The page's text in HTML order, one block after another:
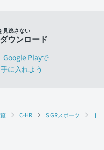
C-HR S GRスポーツ ト
見逃さない
ウンロード